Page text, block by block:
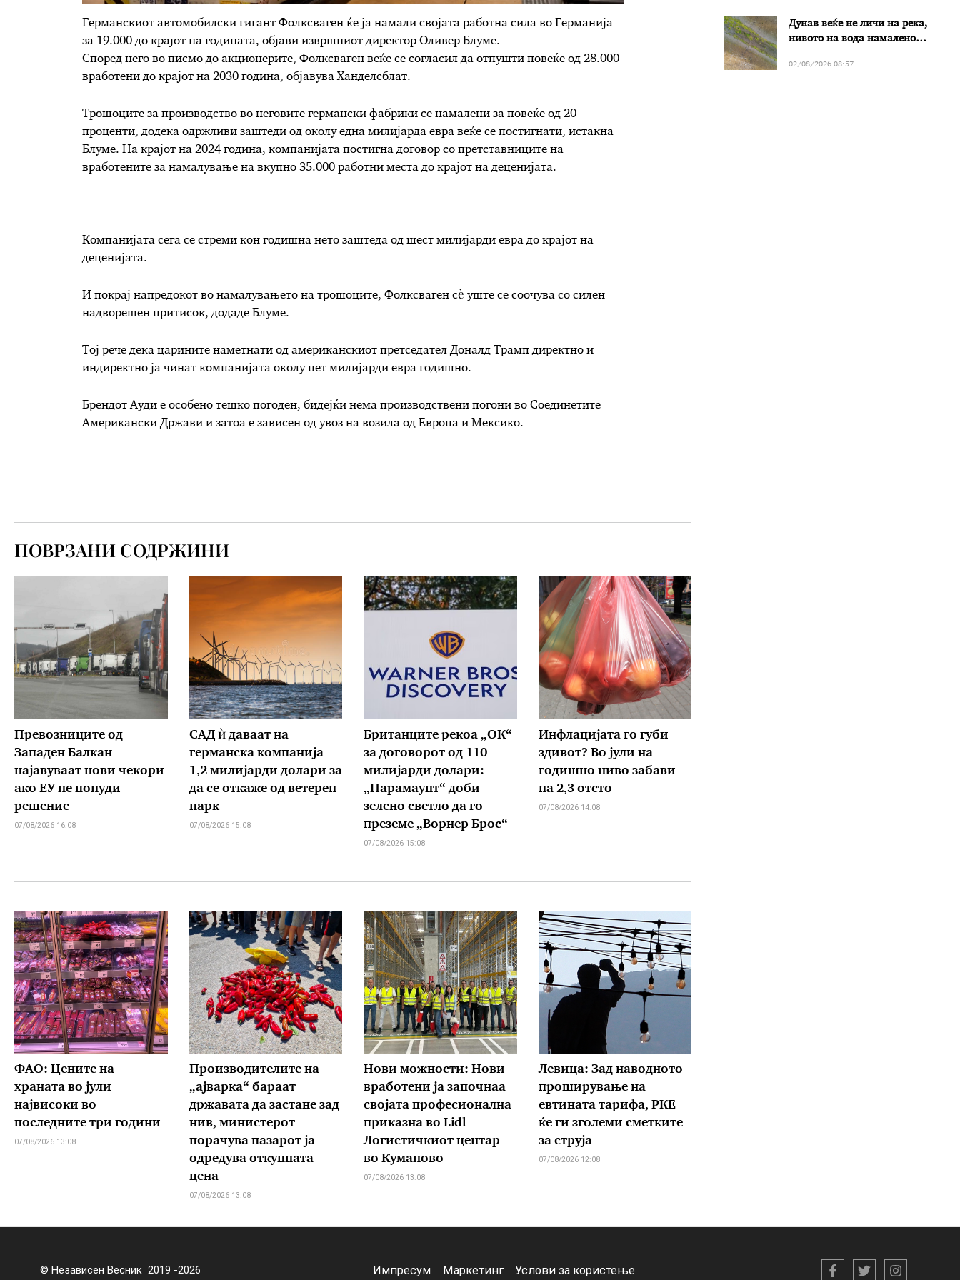
Германскиот автомобилски гигант Фолксваген ќе ја намали својата работна сила во Германија
за 19.000 до крајот на годината, објави извршниот директор Оливер Блуме.
Според него во писмо до акционерите, Фолксваген веќе се согласил да отпушти повеќе од 28.000
вработени до крајот на 2030 година, објавува Ханделсблат.
Трошоците за производство во неговите германски фабрики се намалени за повеќе од 20
проценти, додека одржливи заштеди од околу една милијарда евра веќе се постигнати, истакна
Блуме. На крајот на 2024 година, компанијата постигна договор со претставниците на
вработените за намалување на вкупно 35.000 работни места до крајот на деценијата.
Компанијата сега се стреми кон годишна нето заштеда од шест милијарди евра до крајот на
деценијата.
И покрај напредокот во намалувањето на трошоците, Фолксваген сè уште се соочува со силен
надворешен притисок, додаде Блуме.
Тој рече дека царините наметнати од американскиот претседател Доналд Трамп директно и
индиректно ја чинат компанијата околу пет милијарди евра годишно.
Брендот Ауди е особено тешко погоден, бидејќи нема производствени погони во Соединетите
Американски Држави и затоа е зависен од увоз на возила од Европа и Мексико.
ПОВРЗАНИ СОДРЖИНИ
Превозниците од
Западен Балкан
најавуваат нови чекори
ако ЕУ не понуди
решение
07/08/2026 16:08
САД ѝ даваат на
германска компанија
1,2 милијарди долари за
да се откаже од ветерен
парк
07/08/2026 15:08
Британците рекоа „ОК“
за договорот од 110
милијарди долари:
„Парамаунт“ доби
зелено светло да го
преземе „Ворнер Брос“
07/08/2026 15:08
Инфлацијата го губи
здивот? Во јули на
годишно ниво забави
на 2,3 отсто
07/08/2026 14:08
ФАО: Цените на
храната во јули
највисоки во
последните три години
07/08/2026 13:08
Производителите на
„ајварка“ бараат
државата да застане зад
нив, министерот
порачува пазарот ја
одредува откупната
цена
07/08/2026 13:08
Нови можности: Нови
вработени ја започнаа
својата професионална
приказна во Lidl
Логистичкиот центар
во Куманово
07/08/2026 13:08
Левица: Зад наводното
проширување на
евтината тарифа, РКЕ
ќе ги зголеми сметките
за струја
07/08/2026 12:08
злоупотреби
Дунав веќе не личи на река,
нивото на вода намалено
Бугарија
02/08/2026 08:57
© Независен Весник 2019 -2026 Импресум Маркетинг Услови за користење